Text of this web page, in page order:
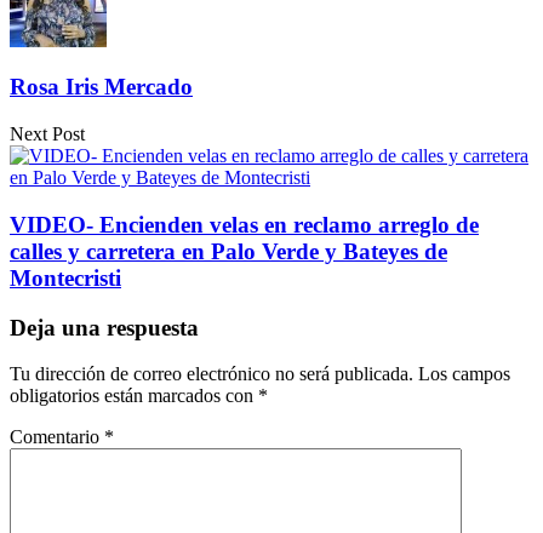
Rosa Iris Mercado
Next Post
VIDEO- Encienden velas en reclamo arreglo de
calles y carretera en Palo Verde y Bateyes de
Montecristi
Deja una respuesta
Tu dirección de correo electrónico no será publicada. Los campos
obligatorios están marcados con *
Comentario *